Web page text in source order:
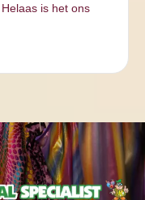
is het ons